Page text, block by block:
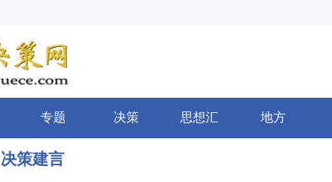
专题 决策 思想汇 地方
决策建言